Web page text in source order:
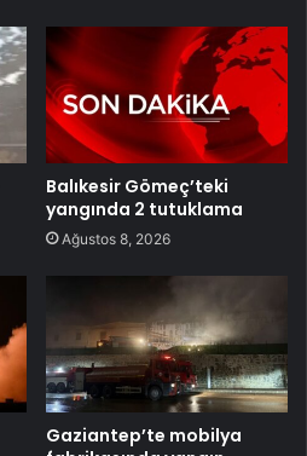
Balıkesir Gömeç’teki
yangında 2 tutuklama
Ağustos 8, 2026
Gaziantep’te mobilya